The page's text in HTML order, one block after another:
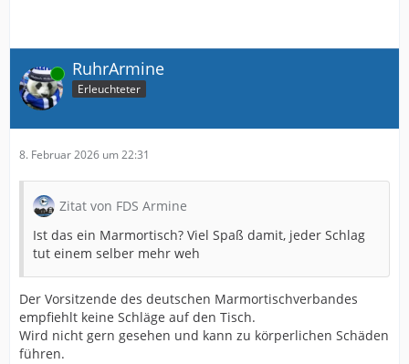
Online RuhrArmine
Erleuchteter
8. Februar 2026 um 22:31
Zitat von FDS Armine
Ist das ein Marmortisch? Viel Spaß damit, jeder Schlag
tut einem selber mehr weh
Der Vorsitzende des deutschen Marmortischverbandes
empfiehlt keine Schläge auf den Tisch.
Wird nicht gern gesehen und kann zu körperlichen Schäden
führen.